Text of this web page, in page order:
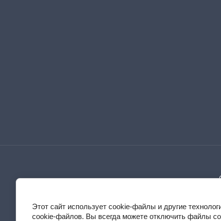
Этот сайт использует cookie-файлы и другие
cookie-файлов. Вы всегда можете отключить файлы